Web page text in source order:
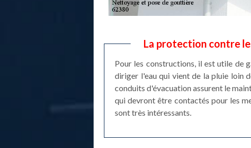
La protection contre
Pour les constructions, il est utile de
diriger l'eau qui vient de la pluie loin
conduits d'évacuation assurent le
qui devront être contactés pour les
sont très intéressants.